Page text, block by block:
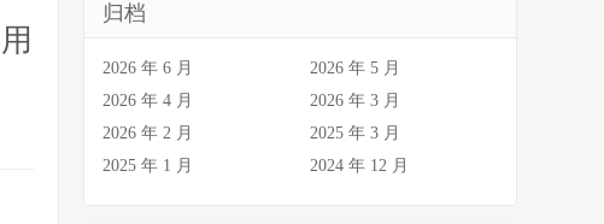
归档
2026 年 6 月
2026 年 5 月
2026 年 4 月
2026 年 3 月
2026 年 2 月
2025 年 3 月
2025 年 1 月
2024 年 12 月